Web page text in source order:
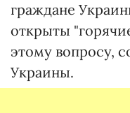
граждане
открыты
этому вопросу,
Украины.